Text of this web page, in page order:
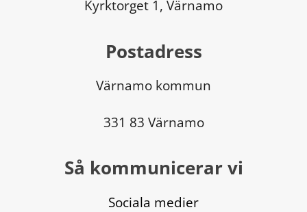
Kyrktorget 1, Värnamo
Postadress
Värnamo kommun
331 83 Värnamo
Så kommunicerar vi
Sociala medier